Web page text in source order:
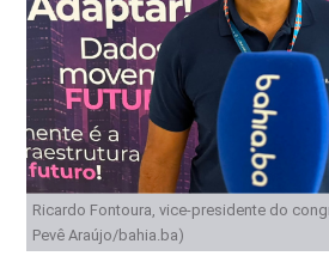
Ricardo Fontoura, vice-presidente do
Pevê Araújo/bahia.ba)